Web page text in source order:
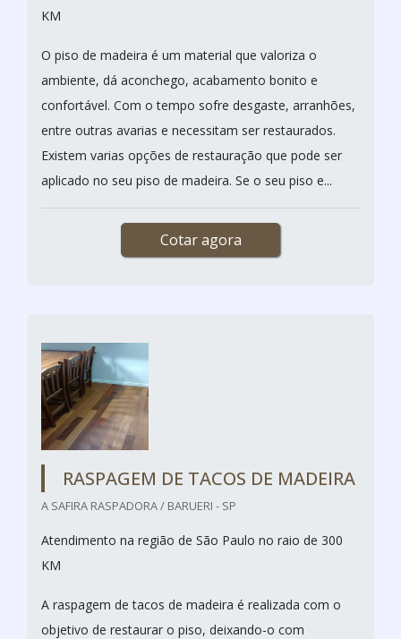
KM
O piso de madeira é um material que valoriza o
ambiente, dá aconchego, acabamento bonito e
confortável. Com o tempo sofre desgaste, arranhões,
entre outras avarias e necessitam ser restaurados.
Existem varias opções de restauração que pode ser
aplicado no seu piso de madeira. Se o seu piso e...
Cotar agora
RASPAGEM DE TACOS DE MADEIRA
A SAFIRA RASPADORA / BARUERI - SP
Atendimento na região de São Paulo no raio de 300
KM
A raspagem de tacos de madeira é realizada com o
objetivo de restaurar o piso, deixando-o com